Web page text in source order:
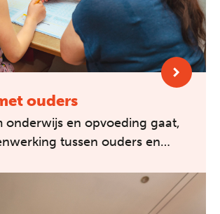
ouders
onderwijs en opvoeding gaat,
tussen ouders en
betrokkenheid van oude...